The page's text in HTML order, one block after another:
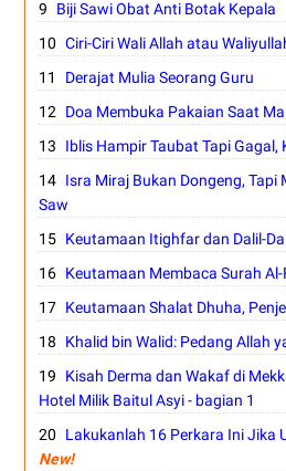
Biji Sawi Obat Anti Botak Kepala
Ciri-Ciri Wali Allah atau
Derajat Mulia Seorang Guru
Doa Membuka Pakaian Saat
Iblis Hampir Taubat Tapi Gagal,
Isra Miraj Bukan Dongeng,
Saw
Keutamaan Itighfar dan Dalil-
Keutamaan Membaca Surah
Keutamaan Shalat Dhuha,
Khalid bin Walid: Pedang Allah
Kisah Derma dan Wakaf di
Hotel Milik Baitul Asyi - bagian 1
Lakukanlah 16 Perkara Ini Jika
New!